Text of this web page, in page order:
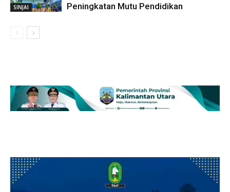
SINJAI
Peningkatan Mutu Pendidikan